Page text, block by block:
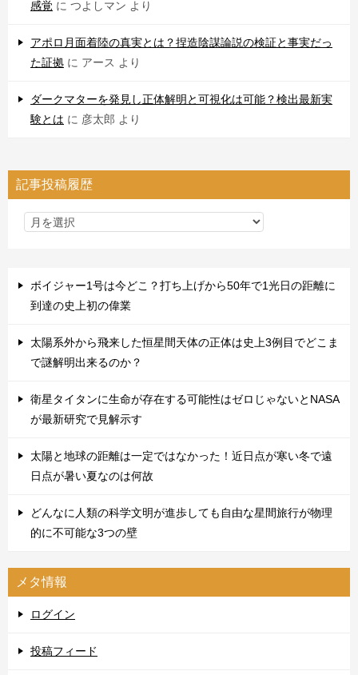
感覚 に つよしマン より
アポロ月面着陸の真実とは？捏造陰謀論説の検証と事実だっ
た証拠 に アース より
ダークマターを発見し正体解明と可視化は可能？検出最新実
験とは に 彦太郎 より
記事投稿履歴
ボイジャー1号は今どこ？打ち上げから50年で1光日の距離に
到達の史上初の偉業
太陽系外から飛来した恒星間天体の正体は史上3例目でどこま
で謎解明出来るのか？
衛星タイタンに生命が存在する可能性はゼロじゃないとNASA
が最新研究で見解示す
太陽と地球の距離は一定ではなかった！近日点が寒い冬で遠
日点が暑い夏なのは何故
どんなに人類の科学文明が進歩しても自由な星間旅行が物理
的に不可能な3つの壁
メタ情報
ログイン
投稿フィード